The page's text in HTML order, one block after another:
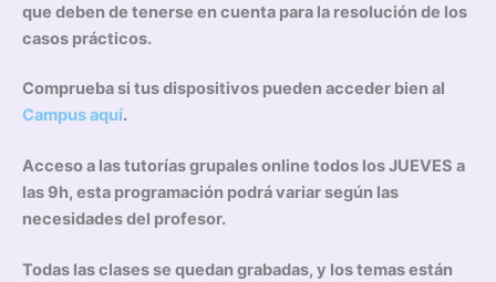
que deben de tenerse en cuenta para la resolución de los
casos prácticos.
Comprueba si tus dispositivos pueden acceder bien al
Campus aquí.
Acceso a las tutorías grupales online todos los JUEVES a
las 9h, esta programación podrá variar según las
necesidades del profesor.
Todas las clases se quedan grabadas, y los temas están